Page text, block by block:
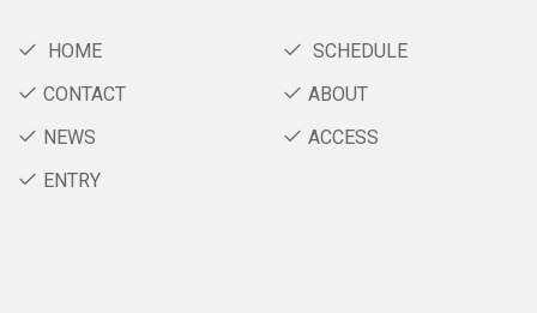
HOME
SCHEDULE
CONTACT
ABOUT
NEWS
ACCESS
ENTRY